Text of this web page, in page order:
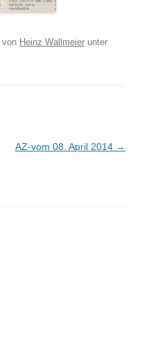
von Heinz Wallmeier unter
AZ-vom 08. April 2014 →